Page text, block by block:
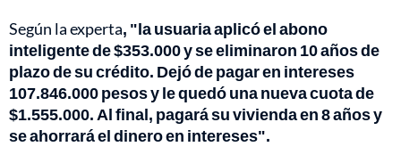
Según la experta, "la usuaria aplicó el abono
inteligente de $353.000 y se eliminaron 10 años de
plazo de su crédito. Dejó de pagar en intereses
107.846.000 pesos y le quedó una nueva cuota de
$1.555.000. Al final, pagará su vivienda en 8 años y
se ahorrará el dinero en intereses".